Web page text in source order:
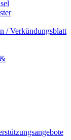
/ Verkündungsblatt